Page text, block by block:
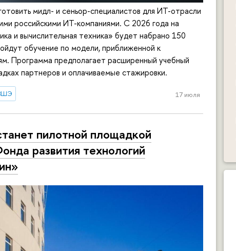
мидл- и сеньор-специалистов для ИТ-отрасли
российскими ИТ-компаниями. С 2026 года на
и вычислительная техника» будет набрано 150
обучение по модели, приближенной к
Программа предполагает расширенный учебный
партнеров и оплачиваемые стажировки.
17 июля
пилотной площадкой
развития технологий